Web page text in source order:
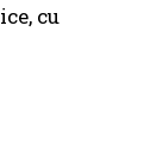
cu